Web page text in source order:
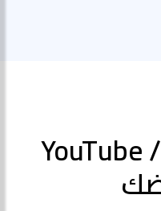
رفع فيديوهات YouTube /